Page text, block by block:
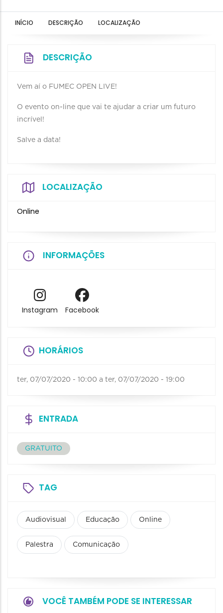
INÍCIO DESCRIÇÃO LOCALIZAÇÃO
DESCRIÇÃO
Vem aí o FUMEC OPEN LIVE!
O evento on-line que vai te ajudar a criar um futuro
incrível!
Salve a data!
LOCALIZAÇÃO
Online
INFORMAÇÕES
Instagram Facebook
HORÁRIOS
ter, 07/07/2020 - 10:00 a ter, 07/07/2020 - 19:00
ENTRADA
GRATUITO
TAG
Audiovisual Educação Online
Palestra Comunicação
VOCÊ TAMBÉM PODE SE INTERESSAR